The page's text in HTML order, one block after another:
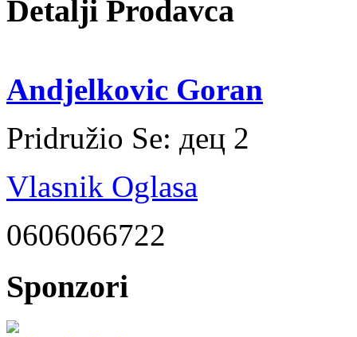
Detalji Prodavca
Andjelkovic Goran
Pridružio Se: дец 2
Vlasnik Oglasa
0606066722
Sponzori